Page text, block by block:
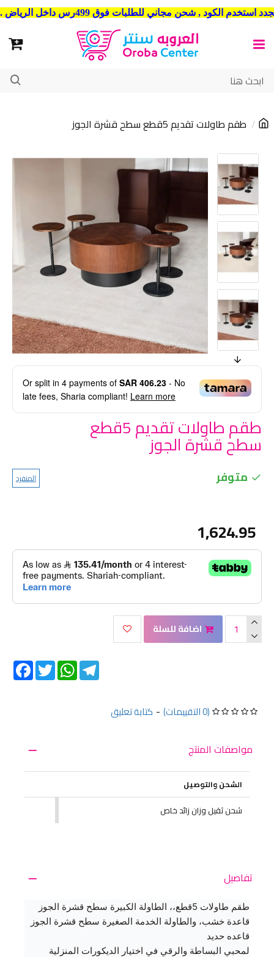
شحن مجاني للطلبات فوق 499رس داخل الرياض . وشحن الي جميع مدن المملكة العربية السعودية
طقم طاولات تقديم 5قطع سطح قشرة الجوز
Or split in 4 payments of SAR 406.23 - No
late fees, Sharia compliant! Learn more
طقم طاولات تقديم 5قطع
سطح قشرة الجوز
متوفر المنفرد
(0 التقييمات) - كتابة تعليق
1,624.95
اضافة للسلة
Twitter
WhatsAppTelegram
مواصفات المنتج
الشحن والتوصيل
شحن ثقيل وزان زائد خاص
تفاصيل
طقم طاولات 5قطع،، الطاولة الكبيرة سطح قشرة الجوز
قاعدة خشب، والطاولة الخدمة الصغيرة سطح قشرة الجوز
قاعده حديد
لمحبي البساطة والرقي في اختيار الديكورات المنزلية